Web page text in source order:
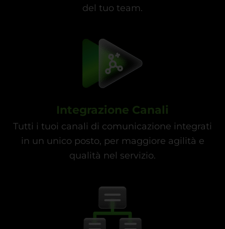
del tuo team.
Integrazione Canali
Tutti i tuoi canali di comunicazione integrati
in un unico posto, per maggiore agilità e
qualità nel servizio.